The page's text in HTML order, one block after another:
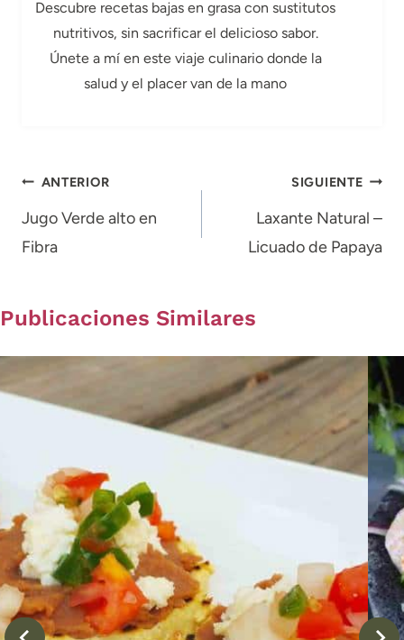
Descubre recetas bajas en grasa con sustitutos
nutritivos, sin sacrificar el delicioso sabor.
Únete a mí en este viaje culinario donde la
salud y el placer van de la mano
Navegación
de
entradas
ANTERIOR
Jugo Verde alto en
Fibra
SIGUIENTE
Laxante Natural –
Licuado de Papaya
Publicaciones Similares